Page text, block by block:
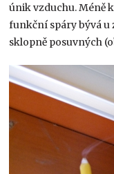
únik vzduchu. Méně
funkční spáry bývá u
sklopně posuvných